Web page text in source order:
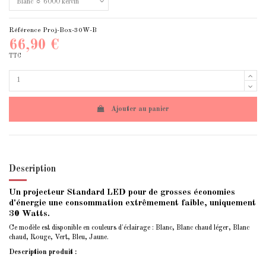
Référence Proj-Box-30W-B
66,90 €
TTC
Ajouter au panier
Description
Un projecteur Standard LED pour de grosses économies
d'énergie une consommation extrêmement faible, uniquement
30 Watts.
Ce modèle est disponible en couleurs d'éclairage : Blanc, Blanc chaud léger, Blanc
chaud, Rouge, Vert, Bleu, Jaune.
Description produit :